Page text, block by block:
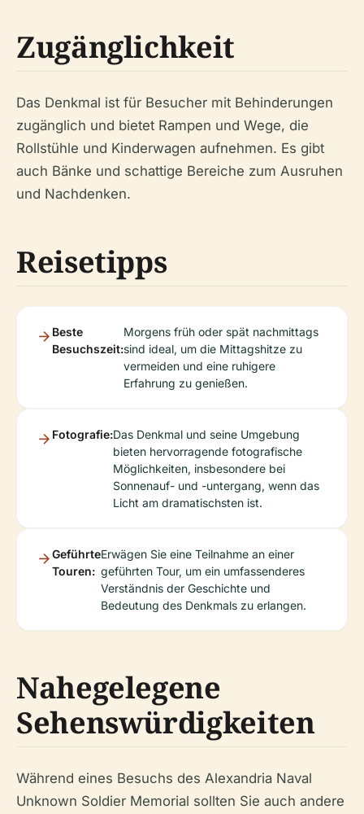
Zugänglichkeit
Das Denkmal ist für Besucher mit Behinderungen
zugänglich und bietet Rampen und Wege, die
Rollstühle und Kinderwagen aufnehmen. Es gibt
auch Bänke und schattige Bereiche zum Ausruhen
und Nachdenken.
Reisetipps
Beste
Besuchszeit:
Morgens früh oder spät nachmittags
sind ideal, um die Mittagshitze zu
vermeiden und eine ruhigere
Erfahrung zu genießen.
Fotografie:Das Denkmal und seine Umgebung
bieten hervorragende fotografische
Möglichkeiten, insbesondere bei
Sonnenauf- und -untergang, wenn das
Licht am dramatischsten ist.
Geführte
Touren:
Erwägen Sie eine Teilnahme an einer
geführten Tour, um ein umfassenderes
Verständnis der Geschichte und
Bedeutung des Denkmals zu erlangen.
Nahegelegene
Sehenswürdigkeiten
Während eines Besuchs des Alexandria Naval
Unknown Soldier Memorial sollten Sie auch andere